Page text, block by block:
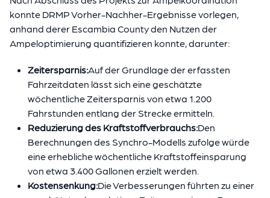
konnte DRMP Vorher-Nachher-Ergebnisse vorlegen,
anhand derer Escambia County den Nutzen der
Ampeloptimierung quantifizieren konnte, darunter:
Zeitersparnis:Auf der Grundlage der erfassten
Fahrzeitdaten lässt sich eine geschätzte
wöchentliche Zeitersparnis von etwa 1.200
Fahrstunden entlang der Strecke ermitteln.
Reduzierung des Kraftstoffverbrauchs:Den
Berechnungen des Synchro-Modells zufolge würde
eine erhebliche wöchentliche Kraftstoffeinsparung
von etwa 3.400 Gallonen erzielt werden.
Kostensenkung:Die Verbesserungen führten zu einer